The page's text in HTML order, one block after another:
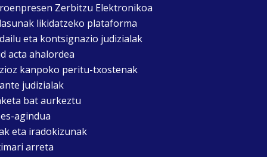
Zerbitzu Elektronikoa
likidatzeko plataforma
eta kontsignazio judizialak
acta ahalordea
kanpoko peritu-txostenak
judizialak
bat aurkeztu
agindua
eta iradokizunak
arreta